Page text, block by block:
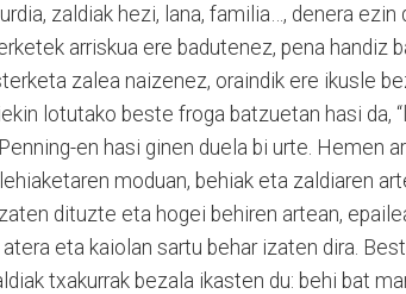
zaldiak hezi, lana, familia…, denera
arriskua ere badutenez, pena handiz
zalea naizenez, oraindik ere ikusle
lotutako beste froga batzuetan hasi da,
en hasi ginen duela bi urte. Hemen
moduan, behiak eta zaldiaren
dituzte eta hogei behiren artean,
eta kaiolan sartu behar izaten dira.
txakurrak bezala ikasten du: behi bat